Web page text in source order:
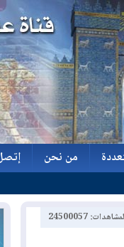
من نحن
إتصل بنا